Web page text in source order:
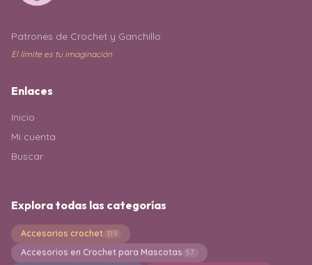
Patrones de Crochet y Ganchillo
El límite es tu imaginación
Enlaces
Inicio
Mi cuenta
Buscar
Explora todas las categorías
Accesorios crochet 319
Accesorios en Crochet para Mascotas 57